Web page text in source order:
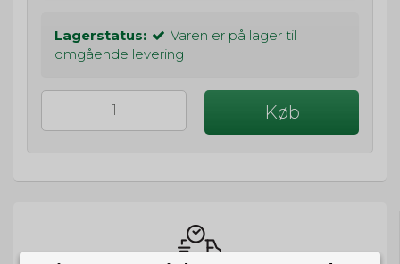
Lagerstatus:
Varen er på lager til
omgående levering
Køb